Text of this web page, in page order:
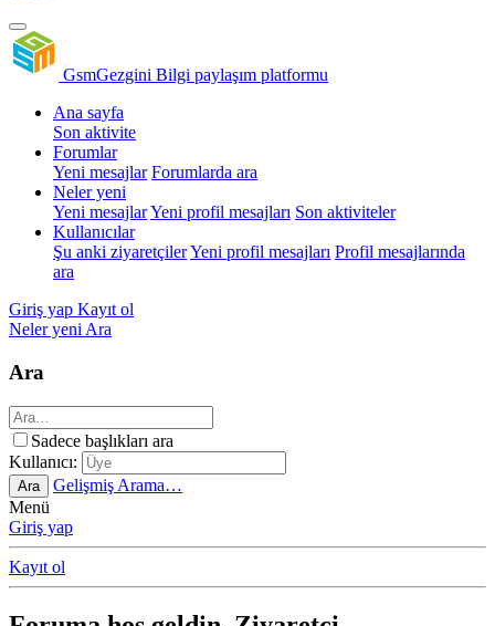
GsmGezgini Bilgi paylaşım platformu
Ana sayfa
Son aktivite
Forumlar
Yeni mesajlar Forumlarda ara
Neler yeni
Yeni mesajlarYeni profil mesajları Son aktiviteler
Kullanıcılar
Şu anki ziyaretçilerYeni profil mesajları Profil mesajlarında
ara
Giriş yap Kayıt ol
Neler yeniAra
Ara
Sadece başlıkları ara
Kullanıcı:
Ara
Gelişmiş Arama…
Menü
Giriş yap
Kayıt ol